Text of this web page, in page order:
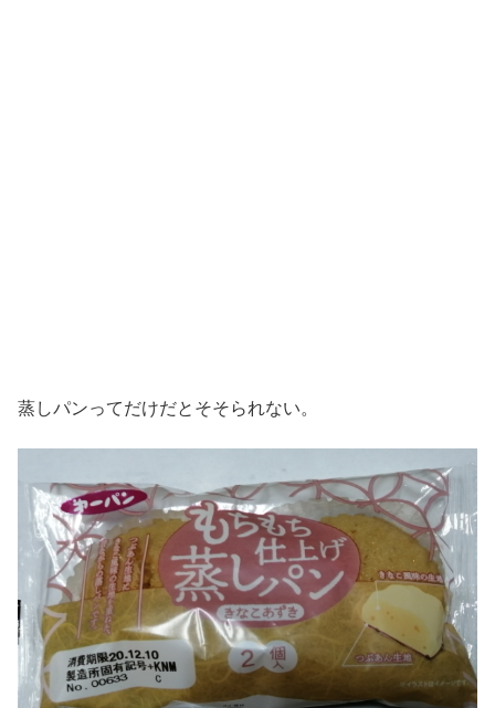
蒸しパンってだけだとそそられない。